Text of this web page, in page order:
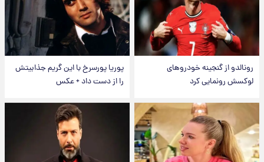
رونالدو از گنجینه خودروهای
لوکسش رونمایی کرد
پوریا پورسرخ با این گریم جذابیتش
را از دست داد + عکس